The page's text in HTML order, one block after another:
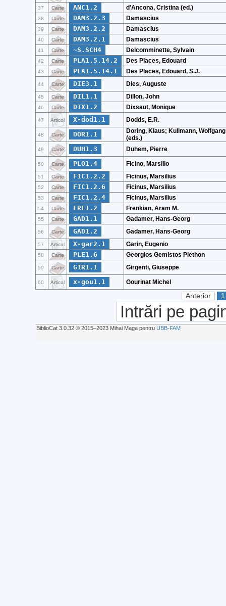
37 Carte ANC1.2 d'Ancona, Cristina (ed.)
38 Carte DAM3.2.3 Damascius
39 Carte DAM3.2.2 Damascius
40 Carte DAM3.2.1 Damascius
41 Carte ~S.SCH4 Delcomminette, Sylvain
42 Carte PLA1.5.14.2 Des Places, Edouard
43 Carte PLA1.5.14.1 Des Places, Edouard, S.J.
44 Carte DIE3.1 Dies, Auguste
45 Carte DIL1.1 Dillon, John
46 Carte DIX1.2 Dixsaut, Monique
47 Articol X-dod1.1 Dodds, E.R.
48 Carte DOR1.1
Doring, Klaus; Kullmann, Wolfgang
(eds.)
49 Carte DUH1.3 Duhem, Pierre
50 Carte PLO1.4 Ficino, Marsilio
51 Carte FIC1.2.2 Ficinus, Marsilius
52 Carte FIC1.2.6 Ficinus, Marsilius
53 Carte FIC1.2.4 Ficinus, Marsilius
54 Carte FRE1.2 Frenkian, Aram M.
55 Carte GAD1.1 Gadamer, Hans-Georg
56 Carte GAD1.2 Gadamer, Hans-Georg
57 Articol X-gar2.1 Garin, Eugenio
58 Carte PLE1.6 Georgios Gemistos Plethon
59 Carte GIR1.1 Girgenti, Giuseppe
60 Articol x-gou1.1 Gourinat Michel
Anterior 1
Intrări pe
BiblioCat 3.0.32 © 2015‒2023 Mihai Maga pentru UBB-FAM